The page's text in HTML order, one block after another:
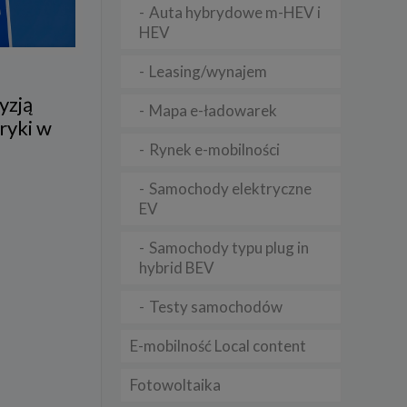
w
Auta hybrydowe m-HEV i
HEV
Leasing/wynajem
Mapa e-ładowarek
Rynek e-mobilności
Samochody elektryczne
EV
Samochody typu plug in
hybrid BEV
Testy samochodów
E-mobilność Local content
Fotowoltaika